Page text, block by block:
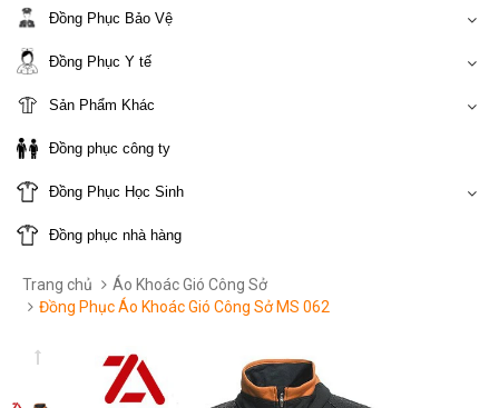
Đồng Phục Bảo Vệ
Đồng Phục Y tế
Sản Phẩm Khác
Đồng phục công ty
Đồng Phục Học Sinh
Đồng phục nhà hàng
Trang chủ
Áo Khoác Gió Công Sở
Đồng Phục Áo Khoác Gió Công Sở MS 062